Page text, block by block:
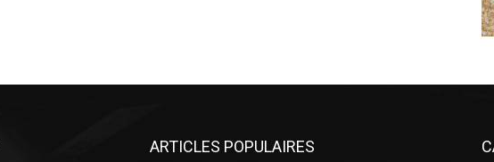
ARTICLES POPULAIRES